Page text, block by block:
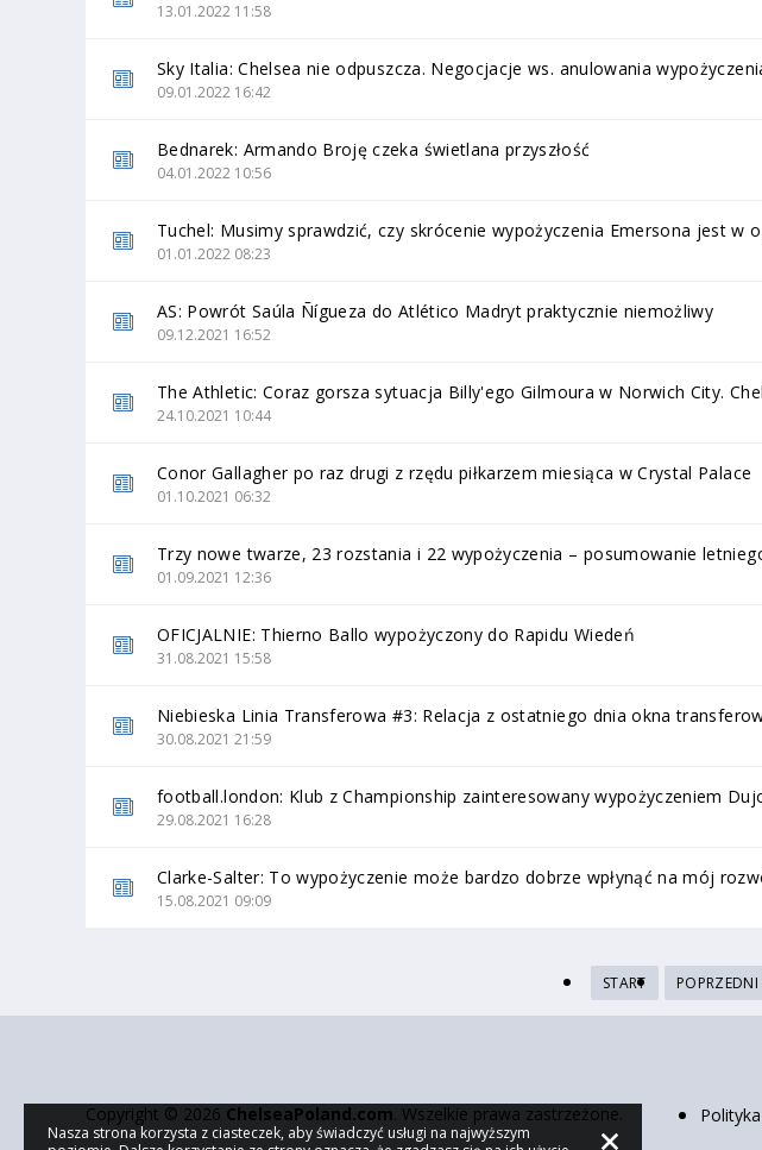
13.01.2022 11:58
Sky Italia: Chelsea nie odpuszcza. Negocjacje ws. anulowania
09.01.2022 16:42
Bednarek: Armando Broję czeka świetlana przyszłość
04.01.2022 10:56
Tuchel: Musimy sprawdzić, czy skrócenie wypożyczenia Emersona jest w
01.01.2022 08:23
AS: Powrót Saúla Ñígueza do Atlético Madryt praktycznie niemożliwy
09.12.2021 16:52
The Athletic: Coraz gorsza sytuacja Billy'ego Gilmoura w Norwich City.
24.10.2021 10:44
Conor Gallagher po raz drugi z rzędu piłkarzem miesiąca w Crystal Palace
01.10.2021 06:32
Trzy nowe twarze, 23 rozstania i 22 wypożyczenia – posumowanie
01.09.2021 12:36
OFICJALNIE: Thierno Ballo wypożyczony do Rapidu Wiedeń
31.08.2021 15:58
Niebieska Linia Transferowa #3: Relacja z ostatniego dnia okna
30.08.2021 21:59
football.london: Klub z Championship zainteresowany wypożyczeniem
29.08.2021 16:28
Clarke-Salter: To wypożyczenie może bardzo dobrze wpłynąć na mój
15.08.2021 09:09
START
Copyright © 2026 ChelseaPoland.com. Wszelkie prawa zastrzeżone.
Nasza strona korzysta z ciasteczek, aby świadczyć usługi na najwyższym